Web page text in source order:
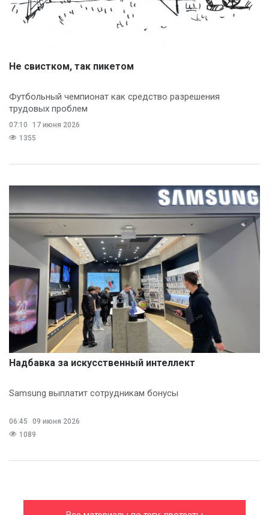
Не свистком, так пикетом
Футбольный чемпионат как средство разрешения
трудовых проблем
07:10
17 июня 2026
1355
Надбавка за искусственный интеллект
Samsung выплатит сотрудникам бонусы
06:45
09 июня 2026
1089